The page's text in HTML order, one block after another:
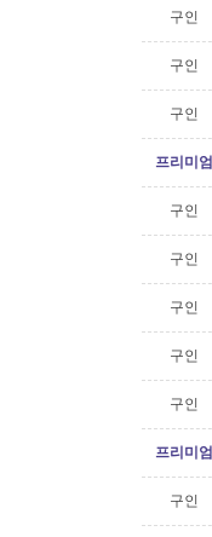
구인
구인
구인
프리미엄
구인
구인
구인
구인
구인
프리미엄
구인